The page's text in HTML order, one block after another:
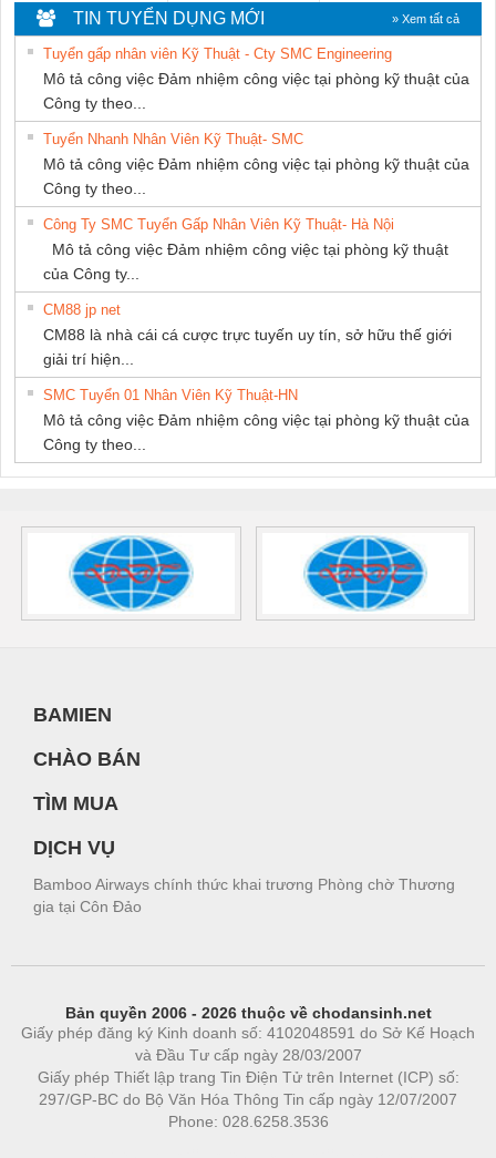
KTECH VIỆT
NAM
DỊCH VỤ KỸ
THUẬT ĐIỆN CƠ
GIA HƯNG
PHÁT
DONG THANH
TIN TUYỂN DỤNG MỚI » Xem tất cả
Tuyển gấp nhân viên Kỹ Thuật - Cty SMC Engineering
Mô tả công việc Đảm nhiệm công việc tại phòng kỹ thuật của
Công ty theo...
Tuyển Nhanh Nhân Viên Kỹ Thuật- SMC
Mô tả công việc Đảm nhiệm công việc tại phòng kỹ thuật của
Công ty theo...
Công Ty SMC Tuyển Gấp Nhân Viên Kỹ Thuật- Hà Nội
Mô tả công việc Đảm nhiệm công việc tại phòng kỹ thuật
của Công ty...
CM88 jp net
CM88 là nhà cái cá cược trực tuyến uy tín, sở hữu thế giới
giải trí hiện...
SMC Tuyển 01 Nhân Viên Kỹ Thuật-HN
Mô tả công việc Đảm nhiệm công việc tại phòng kỹ thuật của
Công ty theo...
BAMIEN
CHÀO BÁN
TÌM MUA
DỊCH VỤ
Bamboo Airways chính thức khai trương Phòng chờ Thương
gia tại Côn Đảo
Bản quyền 2006 - 2026 thuộc về chodansinh.net
Giấy phép đăng ký Kinh doanh số: 4102048591 do Sở Kế Hoạch
và Đầu Tư cấp ngày 28/03/2007
Giấy phép Thiết lập trang Tin Điện Tử trên Internet (ICP) số:
297/GP-BC do Bộ Văn Hóa Thông Tin cấp ngày 12/07/2007
Phone: 028.6258.3536